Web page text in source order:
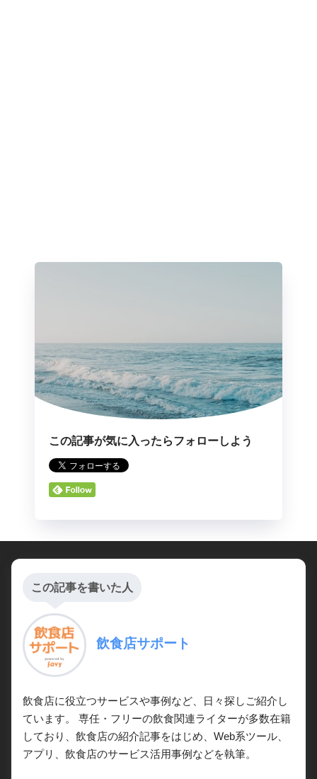
この記事が気に入ったらフォローしよう
この記事を書いた人
飲食店サポート
飲食店に役立つサービスや事例など、日々探しご紹介し
ています。 専任・フリーの飲食関連ライターが多数在籍
しており、飲食店の紹介記事をはじめ、Web系ツール、
アプリ、飲食店のサービス活用事例などを執筆。